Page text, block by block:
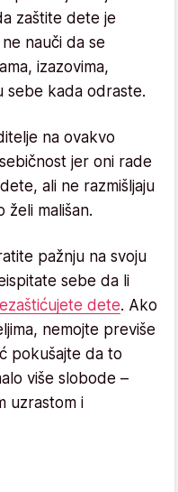
zaštite dete je
nauči da se
izazovima,
sebe kada odraste.
na ovakvo
jer oni rade
ali ne razmišljaju
želi mališan.
pažnju na svoju
sebe da li
dete. Ako
nemojte previše
pokušajte da to
više slobode –
uzrastom i